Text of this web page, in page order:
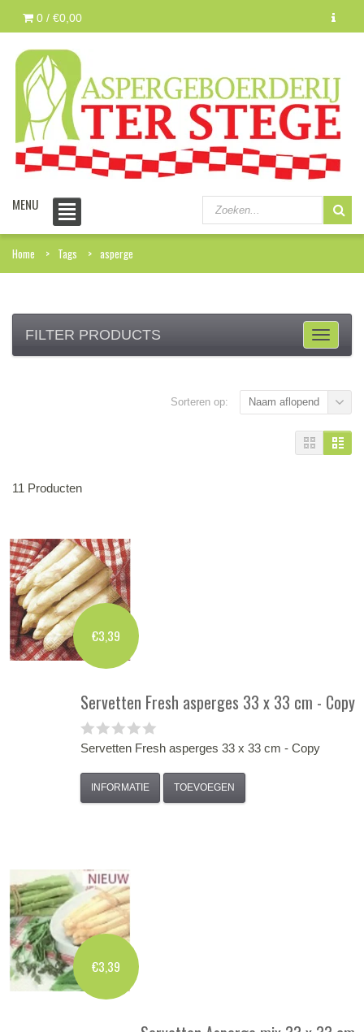
0 / €0,00
MENU
Home Tags asperge
FILTER PRODUCTS
Sorteren op: Naam aflopend
11 Producten
€3,39
Servetten Fresh asperges 33 x 33 cm - Copy
Servetten Fresh asperges 33 x 33 cm - Copy
INFORMATIE TOEVOEGEN
€3,39